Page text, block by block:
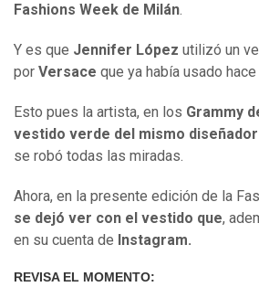
Fashions Week de Milán.
Y es que Jennifer López utilizó un
por Versace que ya había usado
Esto pues la artista, en los Grammy
vestido verde del mismo diseñador
se robó todas las miradas.
Ahora, en la presente edición de la
se dejó ver con el vestido que,
en su cuenta de Instagram.
REVISA EL MOMENTO: